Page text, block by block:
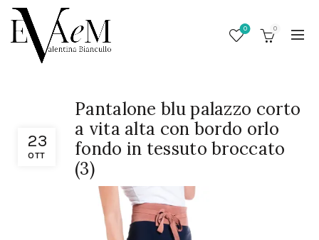
0 0
23
OTT
Pantalone blu palazzo corto
a vita alta con bordo orlo
fondo in tessuto broccato
(3)